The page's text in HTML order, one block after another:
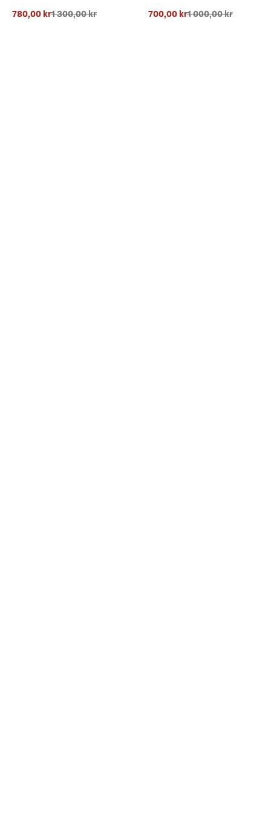
780,00 krUrsprungligt pris {{price}}:
1 300,00 kr
700,00 krUrsprungligt pris
1 000,00 kr